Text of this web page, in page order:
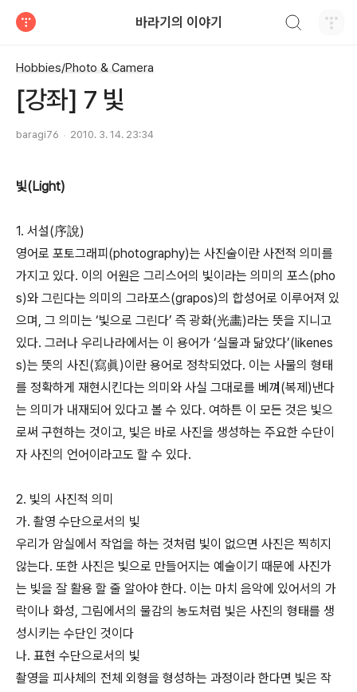
바라기의 이야기
Hobbies/Photo & Camera
[강좌] 7 빛
baragi76 2010. 3. 14. 23:34
빛(Light)
1. 서설(序說)
영어로 포토그래피(photography)는 사진술이란 사전적 의미를
가지고 있다. 이의 어원은 그리스어의 빛이라는 의미의 포스(pho
s)와 그린다는 의미의 그라포스(grapos)의 합성어로 이루어져 있
으며, 그 의미는 ‘빛으로 그린다’ 즉 광화(光畵)라는 뜻을 지니고
있다. 그러나 우리나라에서는 이 용어가 ‘실물과 닮았다’(likenes
s)는 뜻의 사진(寫眞)이란 용어로 정착되었다. 이는 사물의 형태
를 정확하게 재현시킨다는 의미와 사실 그대로를 베껴(복제)낸다
는 의미가 내재되어 있다고 볼 수 있다. 여하튼 이 모든 것은 빛으
로써 구현하는 것이고, 빛은 바로 사진을 생성하는 주요한 수단이
자 사진의 언어이라고도 할 수 있다.
2. 빛의 사진적 의미
가. 촬영 수단으로서의 빛
우리가 암실에서 작업을 하는 것처럼 빛이 없으면 사진은 찍히지
않는다. 또한 사진은 빛으로 만들어지는 예술이기 때문에 사진가
는 빛을 잘 활용 할 줄 알아야 한다. 이는 마치 음악에 있어서의 가
락이나 화성, 그림에서의 물감의 농도처럼 빛은 사진의 형태를 생
성시키는 수단인 것이다
나. 표현 수단으로서의 빛
촬영을 피사체의 전체 외형을 형성하는 과정이라 한다면 빛은 작